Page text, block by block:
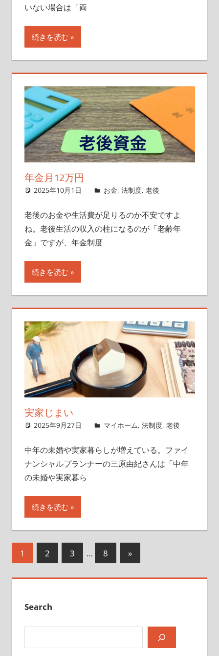
いない場合は「両
続きを読む
年金月12万円
2025年10月1日 singlelife65
お金, 法制度, 老後
老後のお金や生活費が足りるのか不安ですよ
ね。老後生活の収入の柱になるのが「老齢年
金」ですが、年金制度
続きを読む
実家じまい
2025年9月27日 singlelife65
マイホーム, 法制度, 老後
中年の未婚や実家暮らしが増えている。ファイ
ナンシャルプランナーの三原由紀さんは「中年
の未婚や実家暮ら
続きを読む
投
ペ
ー
ジ
1 2 3 … 8
次
の
記
»
Search